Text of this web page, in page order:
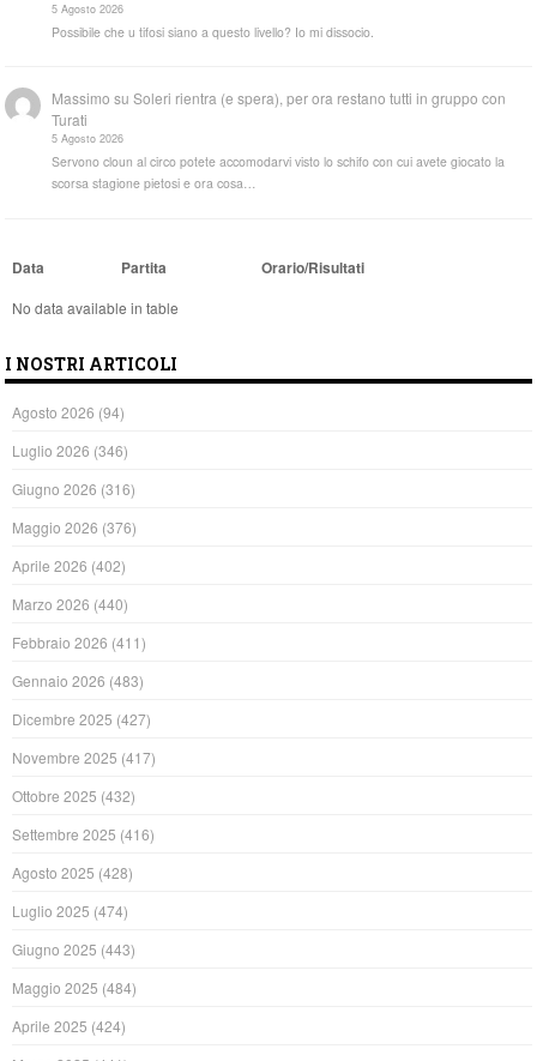
5 Agosto 2026
Possibile che u tifosi siano a questo livello? Io mi dissocio.
Massimo suSoleri rientra (e spera), per ora restano tutti in gruppo con
Turati
5 Agosto 2026
Servono cloun al circo potete accomodarvi visto lo schifo con cui avete giocato la
scorsa stagione pietosi e ora cosa…
Data Partita Orario/Risultati
No data available in table
I NOSTRI ARTICOLI
Agosto 2026 (94)
Luglio 2026 (346)
Giugno 2026 (316)
Maggio 2026 (376)
Aprile 2026 (402)
Marzo 2026 (440)
Febbraio 2026 (411)
Gennaio 2026 (483)
Dicembre 2025 (427)
Novembre 2025 (417)
Ottobre 2025 (432)
Settembre 2025 (416)
Agosto 2025 (428)
Luglio 2025 (474)
Giugno 2025 (443)
Maggio 2025 (484)
Aprile 2025 (424)